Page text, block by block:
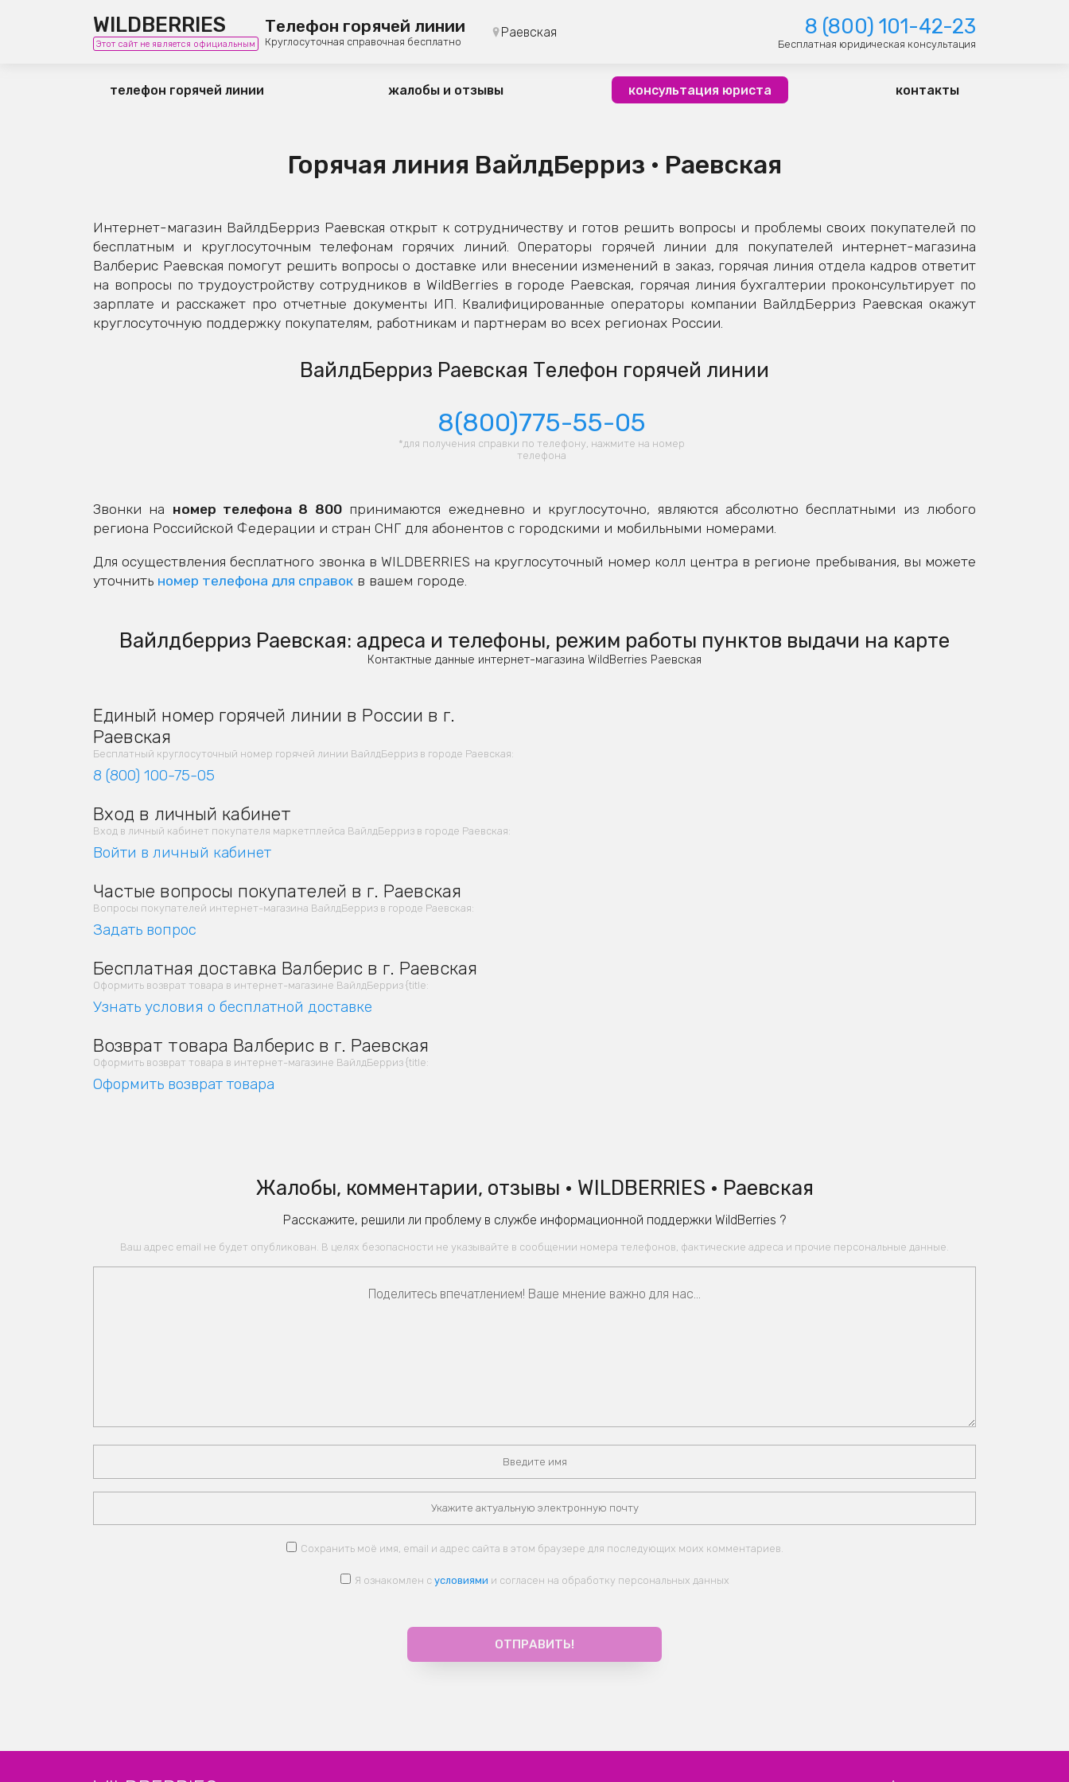
WILDBERRIES
Этот сайт не является официальным
Телефон горячей линии
Круглосуточная справочная бесплатно
Раевская 8 (800) 101-42-23
Бесплатная юридическая консультация
телефон горячей линии жалобы и отзывы консультация юриста контакты
Горячая линия ВайлдБерриз • Раевская
Интернет-магазин ВайлдБерриз Раевская открыт к сотрудничеству и готов решить вопросы и проблемы своих покупателей по
бесплатным и круглосуточным телефонам горячих линий. Операторы горячей линии для покупателей интернет-магазина
Валберис Раевская помогут решить вопросы о доставке или внесении изменений в заказ, горячая линия отдела кадров ответит
на вопросы по трудоустройству сотрудников в WildBerries в городе Раевская, горячая линия бухгалтерии проконсультирует по
зарплате и расскажет про отчетные документы ИП. Квалифицированные операторы компании ВайлдБерриз Раевская окажут
круглосуточную поддержку покупателям, работникам и партнерам во всех регионах России.
ВайлдБерриз Раевская Телефон горячей линии
8(800)775-55-05
*для получения справки по телефону, нажмите на номер
телефона
Звонки на номер телефона 8 800принимаются ежедневно и круглосуточно, являются абсолютно бесплатными из любого
региона Российской Федерации и стран СНГ для абонентов с городскими и мобильными номерами.
Для осуществления бесплатного звонка в WILDBERRIES на круглосуточный номер колл центра в регионе пребывания, вы можете
уточнить номер телефона для справок в вашем городе.
Вайлдберриз Раевская: адреса и телефоны, режим работы пунктов выдачи на карте
Контактные данные интернет-магазина WildBerries Раевская
Единый номер горячей линии в России в г.
Раевская
Бесплатный круглосуточный номер горячей линии ВайлдБерриз в городе Раевская:
8 (800) 100-75-05
Вход в личный кабинет
Вход в личный кабинет покупателя маркетплейса ВайлдБерриз в городе Раевская:
Войти в личный кабинет
Частые вопросы покупателей в г. Раевская
Вопросы покупателей интернет-магазина ВайлдБерриз в городе Раевская:
Задать вопрос
Бесплатная доставка Валберис в г. Раевская
Оформить возврат товара в интернет-магазине ВайлдБерриз {title:
Узнать условия о бесплатной доставке
Возврат товара Валберис в г. Раевская
Оформить возврат товара в интернет-магазине ВайлдБерриз {title:
Оформить возврат товара
Жалобы, комментарии, отзывы • WILDBERRIES • Раевская
Расскажите, решили ли проблему в службе информационной поддержки WildBerries ?
Ваш адрес email не будет опубликован. В целях безопасности не указывайте в сообщении номера телефонов, фактические адреса и прочие персональные данные.
Сохранить моё имя, email и адрес сайта в этом браузере для последующих моих комментариев.
Я ознакомлен с условиями и согласен на обработку персональных данных